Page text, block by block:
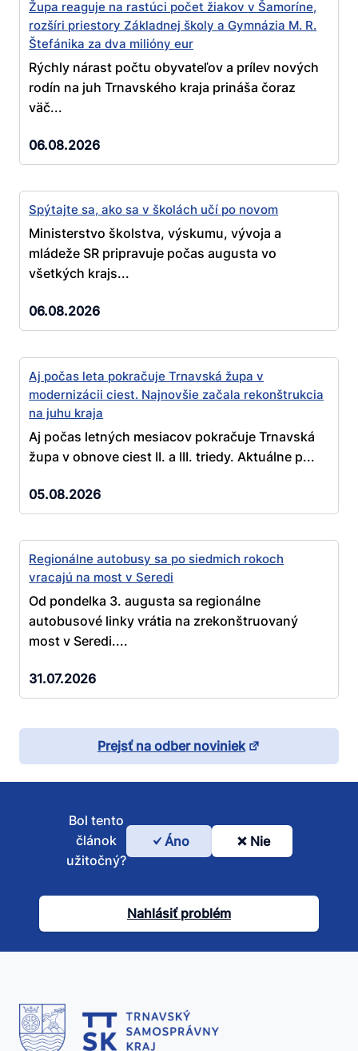
Župa reaguje na rastúci počet žiakov v Šamoríne,
rozšíri priestory Základnej školy a Gymnázia M. R.
Štefánika za dva milióny eur
Rýchly nárast počtu obyvateľov a prílev nových
rodín na juh Trnavského kraja prináša čoraz
väč...
06.08.2026
Spýtajte sa, ako sa v školách učí po novom
Ministerstvo školstva, výskumu, vývoja a
mládeže SR pripravuje počas augusta vo
všetkých krajs...
06.08.2026
Aj počas leta pokračuje Trnavská župa v
modernizácii ciest. Najnovšie začala rekonštrukcia
na juhu kraja
Aj počas letných mesiacov pokračuje Trnavská
župa v obnove ciest II. a III. triedy. Aktuálne p...
05.08.2026
Regionálne autobusy sa po siedmich rokoch
vracajú na most v Seredi
Od pondelka 3. augusta sa regionálne
autobusové linky vrátia na zrekonštruovaný
most v Seredi....
31.07.2026
Prejsť na odber noviniek
Bol
článok
užitočný?
Bol tento
článok
užitočný?
Áno Nie
Nahlásiť problém